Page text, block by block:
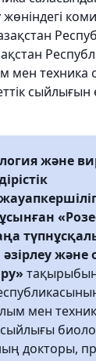
мен техника
сыйлығын
және
ұсынған
және
мен
сыйлығы
докторы,